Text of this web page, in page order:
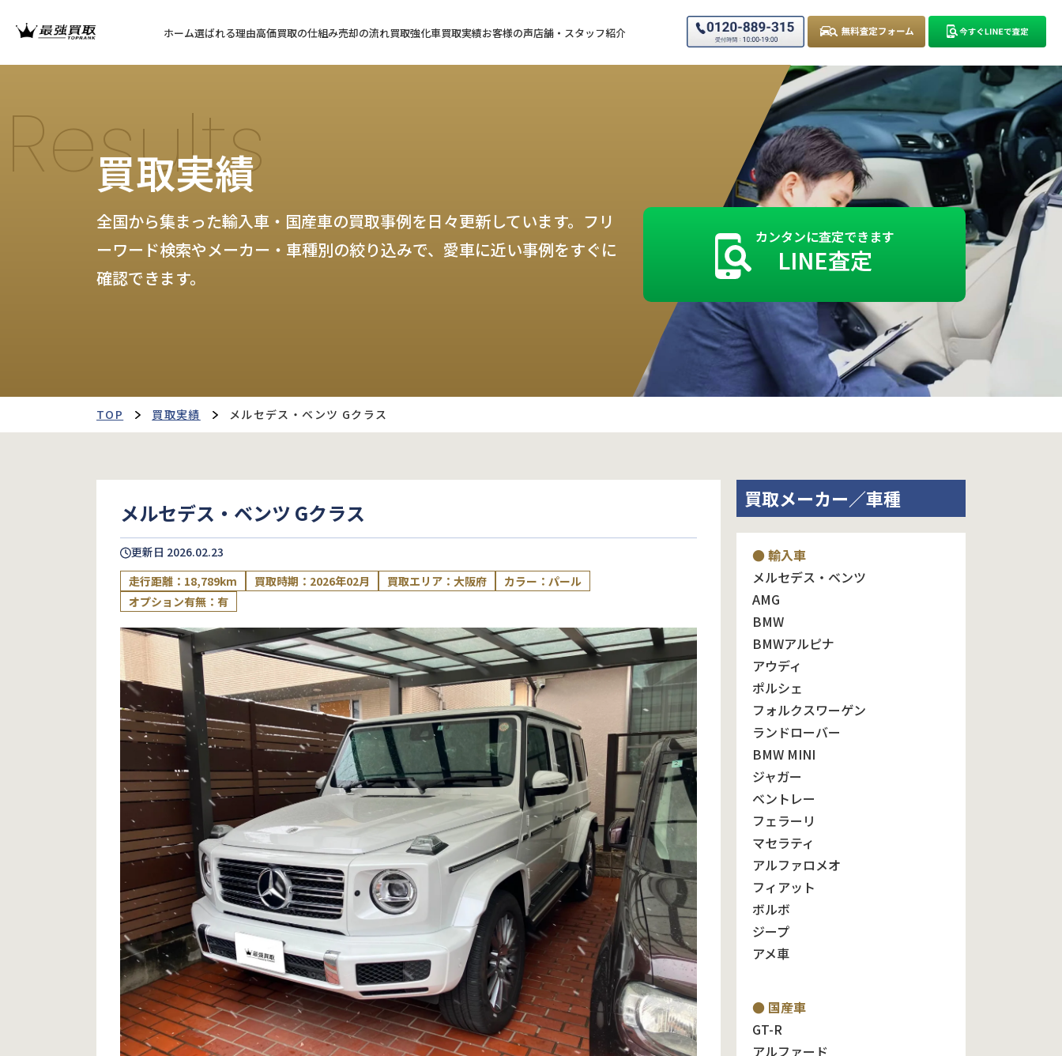
ホーム選ばれる理由高価買取の仕組み売却の流れ買取強化車買取実績お客様の声店舗・スタッフ紹介
Results
買取実績
全国から集まった輸入車・国産車の買取事例を日々更新しています。フリ
ーワード検索やメーカー・車種別の絞り込みで、愛車に近い事例をすぐに
確認できます。
カンタンに査定できます
LINE査定
TOP 買取実績 メルセデス・ベンツ Gクラス
メルセデス・ベンツ Gクラス
更新日 2026.02.23
走行距離：18,789km
買取時期：2026年02月 買取エリア：大阪府
カラー：パール
オプション有無：有
買取メーカー／車種
● 輸入車
メルセデス・ベンツ
AMG
BMW
BMWアルピナ
アウディ
ポルシェ
フォルクスワーゲン
ランドローバー
BMW MINI
ジャガー
ベントレー
フェラーリ
マセラティ
アルファロメオ
フィアット
ボルボ
ジープ
アメ車
● 国産車
GT-R
アルファード